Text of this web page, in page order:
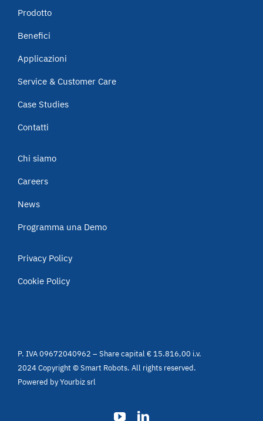
Prodotto
Benefici
Applicazioni
Service & Customer Care
Case Studies
Contatti
Chi siamo
Careers
News
Programma una Demo
Privacy Policy
Cookie Policy
P. IVA 09672040962 – Share capital € 15.816,00 i.v.
2024 Copyright © Smart Robots. All rights reserved.
Powered byYourbiz srl